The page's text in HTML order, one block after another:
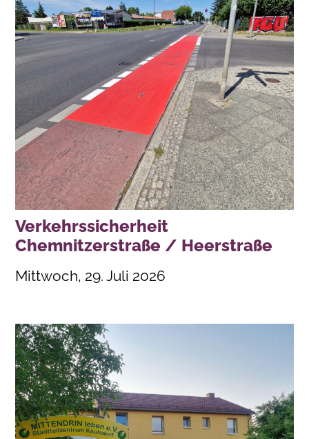
Verkehrssicherheit
Chemnitzerstraße / Heerstraße
Mittwoch, 29. Juli 2026